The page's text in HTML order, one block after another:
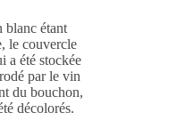
blanc étant
le couvercle
a été stockée
par le vin
du bouchon,
décolorés.